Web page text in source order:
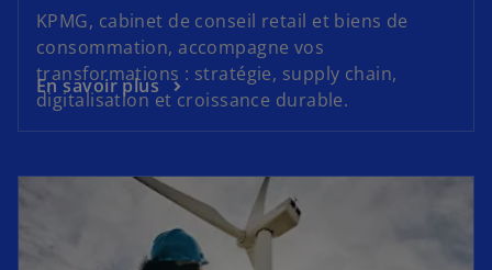
KPMG, cabinet de conseil retail et biens de
consommation, accompagne vos
transformations : stratégie, supply chain,
digitalisation et croissance durable.
En savoir plus